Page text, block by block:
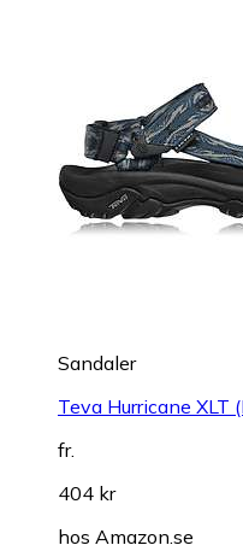
Sandaler
Teva Hurricane XLT
fr.
404 kr
hos Amazon.se